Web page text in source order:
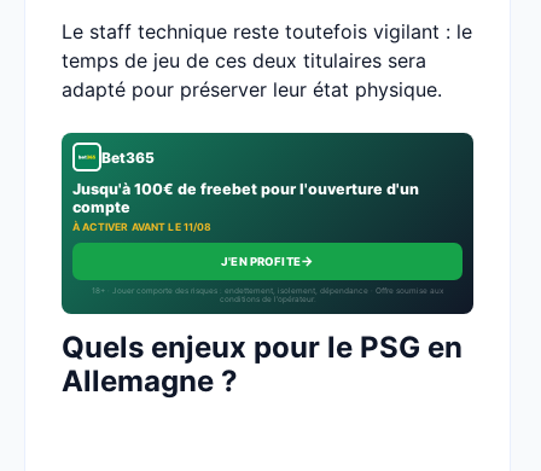
Le staff technique reste toutefois vigilant : le
temps de jeu de ces deux titulaires sera
adapté pour préserver leur état physique.
Bet365
Jusqu'à 100€ de freebet pour l'ouverture d'un
compte
À ACTIVER AVANT LE 11/08
J'EN PROFITE→
18+ · Jouer comporte des risques : endettement, isolement, dépendance · Offre soumise aux
conditions de l’opérateur.
Quels enjeux pour le PSG en
Allemagne ?